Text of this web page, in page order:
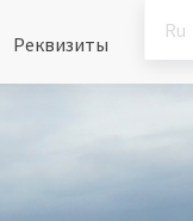
Ru
Реквизиты